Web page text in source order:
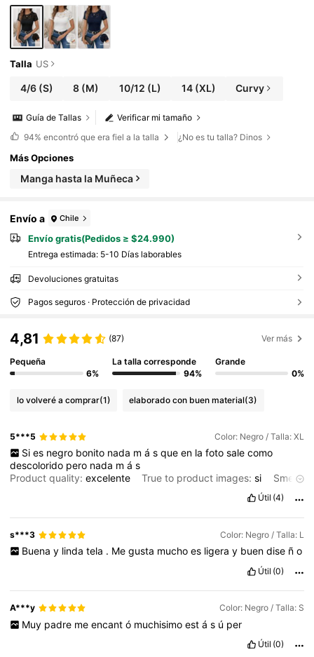
Talla US
4/6(S) 8 (M) 10/12 (L) 14(XL) Curvy
Verificar mi tamaño
Guía de Tallas
94% encontró que era fiel a la talla ¿No es tu talla? Dinos
Más Opciones
Manga hasta la Muñeca
Envío a Chile
Envío gratis(Pedidos ≥ $24.990)
Entrega estimada: 5-10 Días laborables
Devoluciones gratuitas
Pagos seguros · Protección de privacidad
4,81 (87) Ver más
Pequeña
6%
La talla corresponde
94%
Grande
0%
lo volveré a comprar(1) elaborado con buen material(3)
5***5 Color: Negro / Talla: XL
Si es negro bonito nada m á s que en la foto sale como
descolorido pero nada más
Product quality:excelente True to product images:si
Smell
Útil (4)
s***3 Color: Negro / Talla: L
Buena y linda tela . Me gusta mucho es ligera y buen dise ñ o
Útil (0)
A***y Color: Negro / Talla: S
Muy padre me encant ó muchisimo est á s ú per
Útil (0)